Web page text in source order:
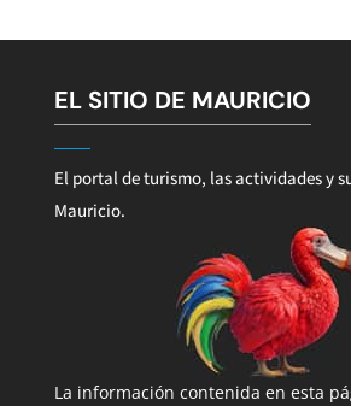
EL SITIO DE MAURICIO
El portal de turismo, las actividades y
Mauricio.
La información contenida en esta